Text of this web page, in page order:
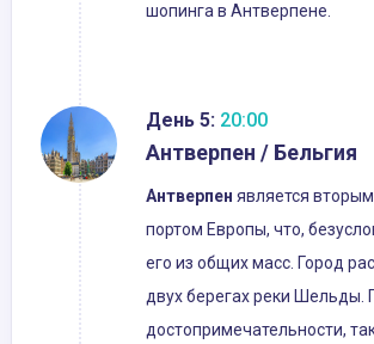
шопинга в Антверпене.
День 5: 20:00
Антверпен / Бельгия
Антверпен является
портом Европы, что,
его из общих масс. Город
двух берегах реки Шельды.
достопримечательности,